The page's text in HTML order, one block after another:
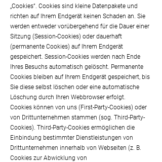
„Cookies“. Cookies sind kleine Datenpakete und
richten auf Ihrem Endgerät keinen Schaden an. Sie
werden entweder vorübergehend für die Dauer einer
Sitzung (Session-Cookies) oder dauerhaft
(permanente Cookies) auf Ihrem Endgerät
gespeichert. Session-Cookies werden nach Ende
Ihres Besuchs automatisch gelöscht. Permanente
Cookies bleiben auf Ihrem Endgerät gespeichert, bis
Sie diese selbst löschen oder eine automatische
Löschung durch Ihren Webbrowser erfolgt.
Cookies können von uns (First-Party-Cookies) oder
von Drittunternehmen stammen (sog. Third-Party-
Cookies). Third-Party-Cookies ermöglichen die
Einbindung bestimmter Dienstleistungen von
Drittunternehmen innerhalb von Webseiten (z. B.
Cookies zur Abwicklung von